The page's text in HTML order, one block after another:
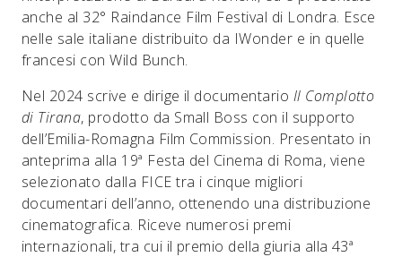
anche al 32° Raindance Film Festival di Londra. Esce
nelle sale italiane distribuito da IWonder e in quelle
francesi con Wild Bunch.
Nel 2024 scrive e dirige il documentario Il Complotto
di Tirana, prodotto da Small Boss con il supporto
dell’Emilia-Romagna Film Commission. Presentato in
anteprima alla 19ª Festa del Cinema di Roma, viene
selezionato dalla FICE tra i cinque migliori
documentari dell’anno, ottenendo una distribuzione
cinematografica. Riceve numerosi premi
internazionali, tra cui il premio della giuria alla 43ª